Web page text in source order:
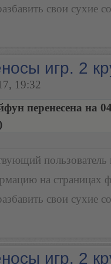
свои сухие
игр. 2
19:32
перенесена на
пользователь
на страницах
свои сухие
игр. 2